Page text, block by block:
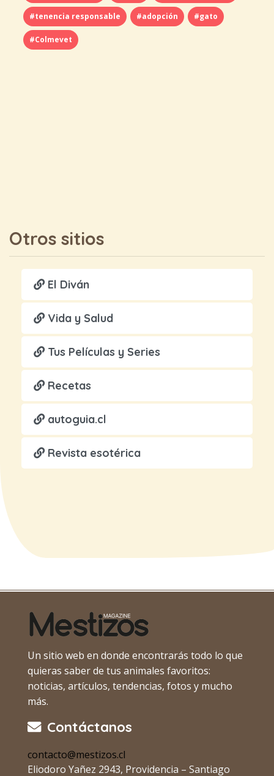
#tenencia responsable #adopción #gato
#Colmevet
Otros sitios
El Diván
Vida y Salud
Tus Películas y Series
Recetas
autoguia.cl
Revista esotérica
Un sitio web en donde encontrarás todo lo que
quieras saber de tus animales favoritos:
noticias, artículos, tendencias, fotos y mucho
más.
Contáctanos
contacto@mestizos.cl
Eliodoro Yañez 2943, Providencia – Santiago